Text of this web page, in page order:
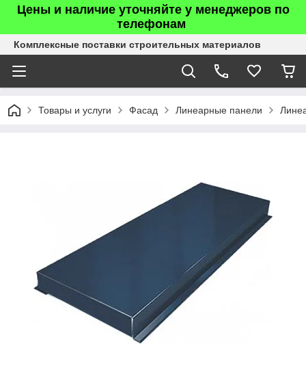
Цены и наличие уточняйте у менеджеров по
телефонам
Комплексные поставки строительных материалов
Товары и услуги Фасад Линеарные панели